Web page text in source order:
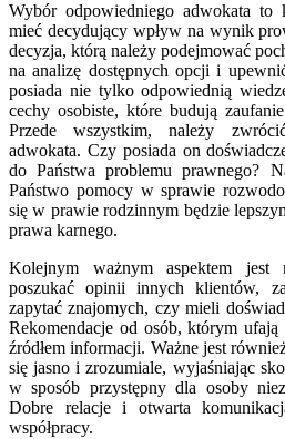
Wybór odpowiedniego adwokata
mieć decydujący wpływ na wynik
decyzja, którą należy podejmować
na analizę dostępnych opcji i
posiada nie tylko odpowiednią
cechy osobiste, które budują
Przede wszystkim, należy
adwokata. Czy posiada on
do Państwa problemu prawnego?
Państwo pomocy w sprawie
się w prawie rodzinnym będzie
prawa karnego.
Kolejnym ważnym aspektem
poszukać opinii innych klientów,
zapytać znajomych, czy mieli
Rekomendacje od osób, którym
źródłem informacji. Ważne jest
się jasno i zrozumiale, wyjaśniając
w sposób przystępny dla osoby
Dobre relacje i otwarta
współpracy.